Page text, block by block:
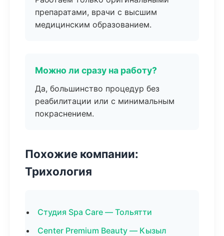
препаратами, врачи с высшим
медицинским образованием.
Можно ли сразу на работу?
Да, большинство процедур без
реабилитации или с минимальным
покраснением.
Похожие компании:
Трихология
Студия Spa Care — Тольятти
Center Premium Beauty — Кызыл